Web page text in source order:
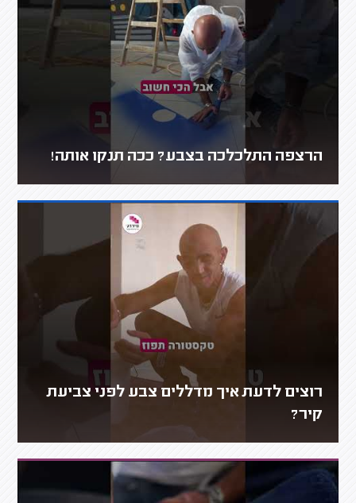
הרצפה התלכלכה בצבע? ככה תנקו אותה!
רוצים לדעת איך מדללים צבע לפני צביעת
קיר?